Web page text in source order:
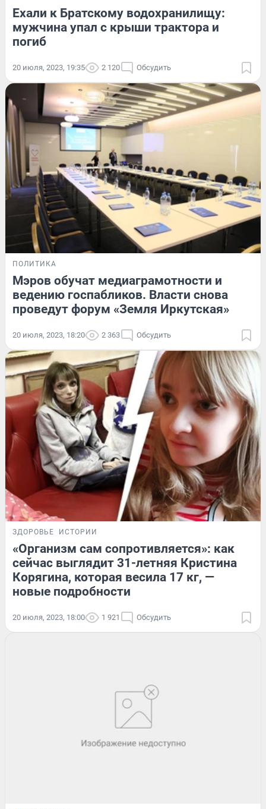
Ехали к Братскому водохранилищу:
мужчина упал с крыши трактора и
погиб
20 июля, 2023, 19:35 2 120 Обсудить
ПОЛИТИКА
Мэров обучат медиаграмотности и
ведению госпабликов. Власти снова
проведут форум «Земля Иркутская»
20 июля, 2023, 18:20 2 363 Обсудить
ЗДОРОВЬЕ ИСТОРИИ
«Организм сам сопротивляется»: как
сейчас выглядит 31-летняя Кристина
Корягина, которая весила 17 кг, —
новые подробности
20 июля, 2023, 18:00 1 921 Обсудить